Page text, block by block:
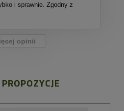
i sprawnie. Zgodny z
opinii